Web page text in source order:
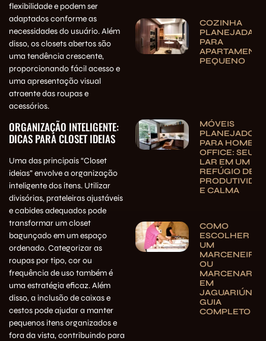
flexibilidade e podem ser
adaptados conforme as
necessidades do usuário. Além
disso, os closets abertos são
uma tendência crescente,
proporcionando fácil acesso e
uma apresentação visual
atraente das roupas e
acessórios.
ORGANIZAÇÃO INTELIGENTE:
DICAS PARA CLOSET IDEIAS
Uma das principais “Closet
ideias” envolve a organização
inteligente dos itens. Utilizar
divisórias, prateleiras ajustáveis
e cabides adequados pode
transformar um closet
bagunçado em um espaço
ordenado. Categorizar as
roupas por tipo, cor ou
frequência de uso também é
uma estratégia eficaz. Além
disso, a inclusão de caixas e
cestos pode ajudar a manter
pequenos itens organizados e
fora da vista, contribuindo para
COZINHA
PLANEJADA
PARA
PEQUENO
MÓVEIS
PLANEJADOS
PARA HOME
OFFICE: SEU
LAR EM UM
REFÚGIO DE
E CALMA
COMO
ESCOLHER
UM
MARCENEIRO
OU
MARCENARIA
EM
JAGUARIÚNA:
GUIA
COMPLETO